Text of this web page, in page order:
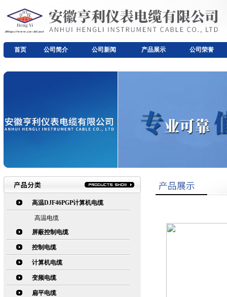
首页 公司简介 公司新闻 产品展示 公司荣誉
高温DJF46PGP计算机电缆
高温电缆
屏蔽控制电缆
控制电缆
计算机电缆
变频电缆
扁平电缆